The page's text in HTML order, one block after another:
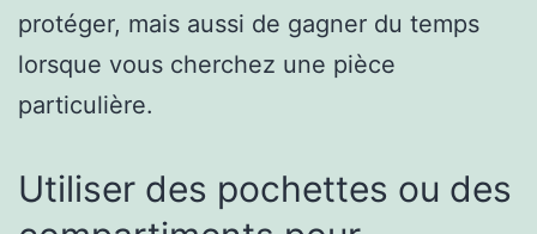
protéger, mais aussi de gagner du temps
lorsque vous cherchez une pièce
particulière.
Utiliser des pochettes ou des